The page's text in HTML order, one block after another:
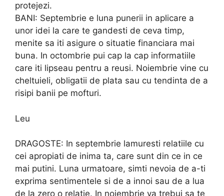
protejezi.
BANI: Septembrie e luna punerii in aplicare a
unor idei la care te gandesti de ceva timp,
menite sa iti asigure o situatie financiara mai
buna. In octombrie pui cap la cap informatiile
care iti lipseau pentru a reusi. Noiembrie vine cu
cheltuieli, obligatii de plata sau cu tendinta de a
risipi banii pe mofturi.
Leu
DRAGOSTE: In septembrie lamuresti relatiile cu
cei apropiati de inima ta, care sunt din ce in ce
mai putini. Luna urmatoare, simti nevoia de a-ti
exprima sentimentele si de a innoi sau de a lua
de la zero o relatie. In noiembrie va trebui sa te